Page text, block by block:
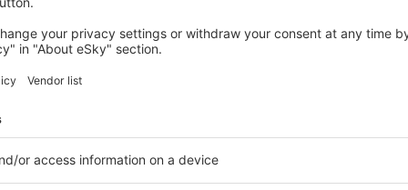
multe oferte pentru